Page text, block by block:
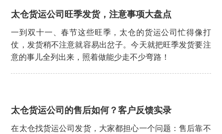
太仓货运公司旺季发货，注意事项大盘点
一到双十一、春节这些旺季，太仓的货运公司忙得像打
仗，发货稍不注意就容易出岔子。今天就把旺季发货要注
意的事儿全列出来，照着做能少走不少弯路！
太仓货运公司的售后如何？客户反馈实录
在太仓找货运公司发货，大家都担心一个问题：售后靠不